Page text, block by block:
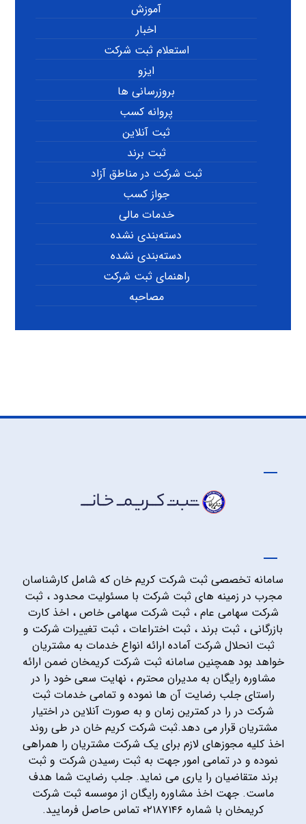
آموزش
اخبار
استعلام ثبت شرکت
ایزو
بروزرسانی ها
پروانه کسب
ثبت آنلاین
ثبت برند
ثبت شرکت در مناطق آزاد
جواز کسب
خدمات مالی
دسته‌بندی نشده
دسته‌بندی نشده
راهنمای ثبت شرکت
مصاحبه
سامانه تخصصی ثبت شرکت کریم خان که شامل کارشناسان
مجرب در زمینه های ثبت شرکت با مسئولیت محدود ، ثبت
شرکت سهامی عام ، ثبت شرکت سهامی خاص ، اخذ کارت
بازرگانی ، ثبت برند ، ثبت اختراعات ، ثبت تغییرات شرکت و
ثبت انحلال شرکت آماده ارائه انواع خدمات به مشتریان
خواهد بود همچنین سامانه ثبت شرکت کریمخان ضمن ارائه
مشاوره رایگان به مدیران محترم ، نهایت سعی خود را در
راستای جلب رضایت آن ها نموده و تمامی خدمات ثبت
شرکت در را در کمترین زمان و به صورت آنلاین در اختیار
مشتریان قرار می دهد.ثبت شرکت کریم خان در طی روند
اخذ کلیه مجوزهای لازم برای یک شرکت مشتریان را همراهی
نموده و در تمامی امور جهت به ثبت رسیدن شرکت و ثبت
برند متقاضیان را یاری می نماید. جلب رضایت شما هدف
ماست. جهت اخذ مشاوره رایگان از موسسه ثبت شرکت
کریمخان با شماره ۰۲۱۸۷۱۴۶ تماس حاصل فرمایید.